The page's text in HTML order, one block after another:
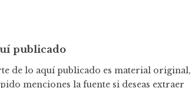
publicado
de lo aquí publicado es material original,
menciones la fuente si deseas extraer